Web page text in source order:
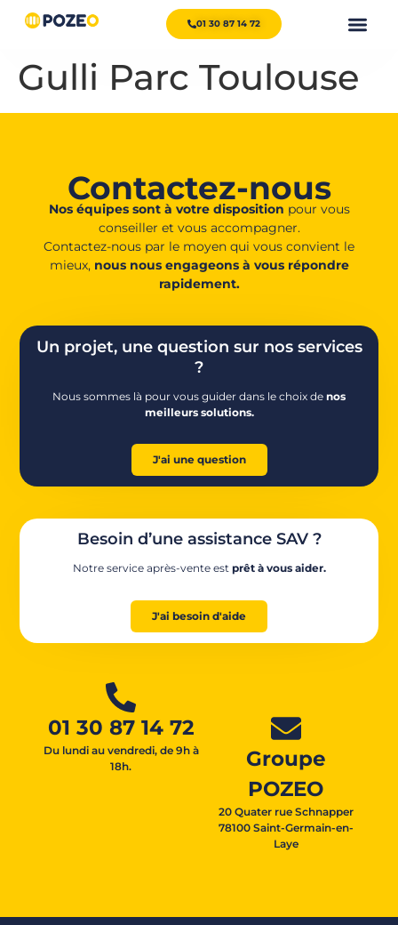
01 30 87 14 72
Gulli Parc Toulouse
Contactez-nous
Nos équipes sont à votre disposition pour vous
conseiller et vous accompagner.
Contactez-nous par le moyen qui vous convient le
mieux, nous nous engageons à vous répondre
rapidement.
Un projet, une question sur nos services
?
Nous sommes là pour vous guider dans le choix de nos
meilleurs solutions.
J'ai une question
Besoin d’une assistance SAV ?
Notre service après-vente est prêt à vous aider.
J'ai besoin d'aide
01 30 87 14 72
Du lundi au vendredi, de 9h à
18h.
Groupe
POZEO
20 Quater rue Schnapper
78100 Saint-Germain-en-
Laye